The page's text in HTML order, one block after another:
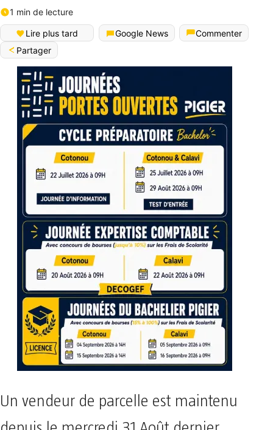
1 min de lecture
Lire plus tard Google News
Commenter
Partager
Un vendeur de parcelle est maintenu